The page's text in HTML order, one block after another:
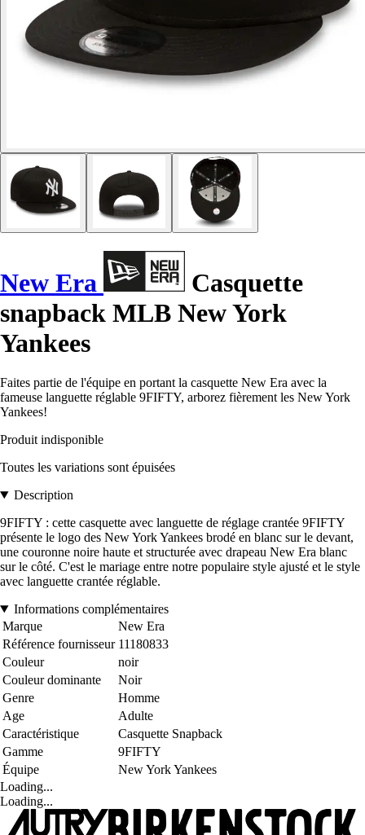
New Era
Casquette
snapback MLB New York
Yankees
Faites partie de l'équipe en portant la casquette New Era avec la
fameuse languette réglable 9FIFTY, arborez fièrement les New York
Yankees!
Produit indisponible
Toutes les variations sont épuisées
Description
9FIFTY : cette casquette avec languette de réglage crantée 9FIFTY
présente le logo des New York Yankees brodé en blanc sur le devant,
une couronne noire haute et structurée avec drapeau New Era blanc
sur le côté. C'est le mariage entre notre populaire style ajusté et le style
avec languette crantée réglable.
Informations complémentaires
Marque
New Era
Référence fournisseur 11180833
Couleur
noir
Couleur dominante
Noir
Genre
Homme
Age
Adulte
Caractéristique
Casquette Snapback
Gamme
9FIFTY
Équipe
New York Yankees
Loading...
Loading...